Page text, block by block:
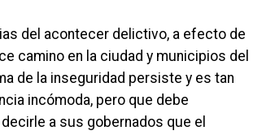
del acontecer delictivo, a efecto de
camino en la ciudad y municipios del
de la inseguridad persiste y es tan
incómoda, pero que debe
a sus gobernados que el